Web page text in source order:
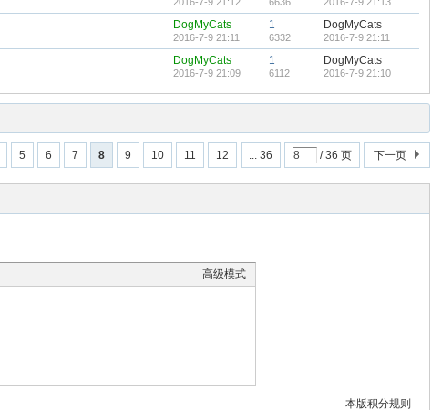
DogMyCats
2016-7-9 21:11
1
6332
DogMyCats
2016-7-9 21:11
DogMyCats
2016-7-9 21:09
1
6112
DogMyCats
2016-7-9 21:10
5 6 7 8 9 10 11 12 ... 36 / 36 页 下一页
高级模式
本版积分规则